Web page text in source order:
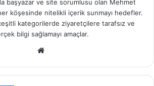
başyazar ve site sorumlusu olan Mehmet
köşesinde nitelikli içerik sunmayı hedefler.
kategorilerde ziyaretçilere tarafsız ve
bilgi sağlamayı amaçlar.